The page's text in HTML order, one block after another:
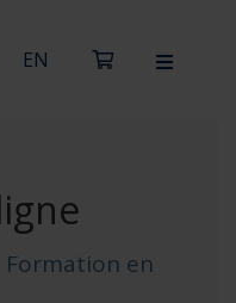
Formation en